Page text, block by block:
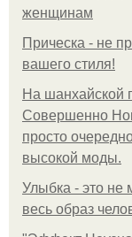
женщинам
Прическа - не
вашего стиля!
На шанхайской
Совершенно
просто
высокой моды.
Улыбка - это не
весь образ